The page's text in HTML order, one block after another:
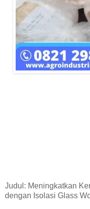
Judul: Meningkatkan
dengan Isolasi Glass